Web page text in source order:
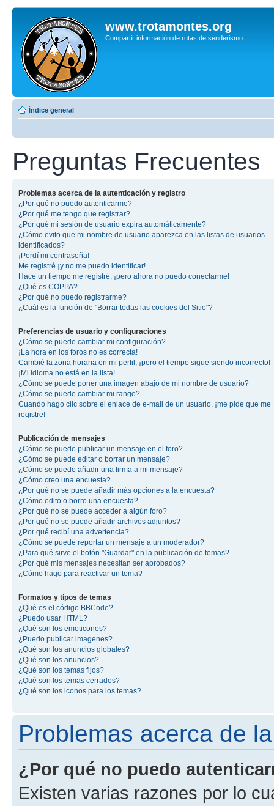
www.trotamontes.org
Compartir información de rutas de senderismo
Índice general
Preguntas Frecuentes
Problemas acerca de la autenticación y registro
¿Por qué no puedo autenticarme?
¿Por qué me tengo que registrar?
¿Por qué mi sesión de usuario expira automáticamente?
¿Cómo evito que mi nombre de usuario aparezca en las listas de usuarios
identificados?
¡Perdí mi contraseña!
Me registré ¡y no me puedo identificar!
Hace un tiempo me registré, ¡pero ahora no puedo conectarme!
¿Qué es COPPA?
¿Por qué no puedo registrarme?
¿Cuál es la función de "Borrar todas las cookies del Sitio"?
Preferencias de usuario y configuraciones
¿Cómo se puede cambiar mi configuración?
¡La hora en los foros no es correcta!
Cambié la zona horaria en mi perfil, ¡pero el tiempo sigue siendo incorrecto!
¡Mi idioma no está en la lista!
¿Cómo se puede poner una imagen abajo de mi nombre de usuario?
¿Cómo se puede cambiar mi rango?
Cuando hago clic sobre el enlace de e-mail de un usuario, ¡me pide que me
registre!
Publicación de mensajes
¿Cómo se puede publicar un mensaje en el foro?
¿Cómo se puede editar o borrar un mensaje?
¿Cómo se puede añadir una firma a mi mensaje?
¿Cómo creo una encuesta?
¿Por qué no se puede añadir más opciones a la encuesta?
¿Cómo edito o borro una encuesta?
¿Por qué no se puede acceder a algún foro?
¿Por qué no se puede añadir archivos adjuntos?
¿Por qué recibí una advertencia?
¿Cómo se puede reportar un mensaje a un moderador?
¿Para qué sirve el botón "Guardar" en la publicación de temas?
¿Por qué mis mensajes necesitan ser aprobados?
¿Cómo hago para reactivar un tema?
Formatos y tipos de temas
¿Qué es el código BBCode?
¿Puedo usar HTML?
¿Qué son los emoticonos?
¿Puedo publicar imagenes?
¿Qué son los anuncios globales?
¿Qué son los anuncios?
¿Qué son los temas fijos?
¿Qué son los temas cerrados?
¿Qué son los iconos para los temas?
Problemas acerca de
¿Por qué no puedo
Existen varias razones por lo